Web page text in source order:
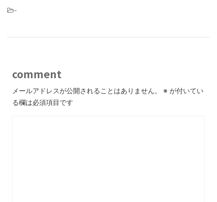
-
comment
メールアドレスが公開されることはありません。 ※ が付いてい
る欄は必須項目です